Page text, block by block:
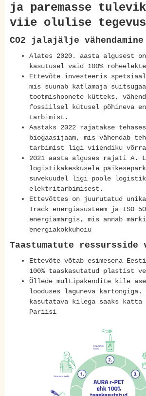
ja paremasse
viie olulise
CO2 jalajälje vähendamine
Alates 2020. aasta algusest
kasutusel vaid 100%
Ettevõte investeeris
mis suunab katlamaja
tootmishoonete kütteks,
fossiilsel kütusel põhineva
tarbimist.
Aastaks 2022 rajatakse
biogaasijaam, mis vähendab
tarbimist ligi viiendiku
2021 aasta alguses rajati A.
logistikakeskusele
suvekuudel ligi poole
elektritarbimisest.
Ettevõttes on juurutatud
Track energiasüsteem ja ISO
energiamärgis, mis annab
energiakokkuhoiu
Taastumatute ressursside
Ettevõte võtab esimesena
100% taaskasutatud plastist
Õllede multipakendite kile
looduses laguneva kartongiga.
kasutatava kilega saaks katta
Pariisi